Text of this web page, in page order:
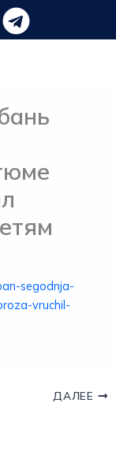
segodnja-
vruchil-
ДАЛЕЕ